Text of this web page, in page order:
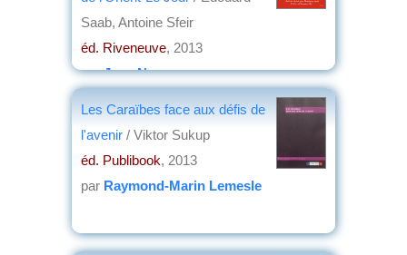
Saab, Antoine Sfeir
éd. Riveneuve, 2013
parJean Nemo
Les Caraïbes face aux défis de
l'avenir / Viktor Sukup
éd. Publibook, 2013
par Raymond-Marin Lemesle